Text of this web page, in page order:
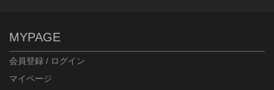
MYPAGE
会員登録 / ログイン
マイページ